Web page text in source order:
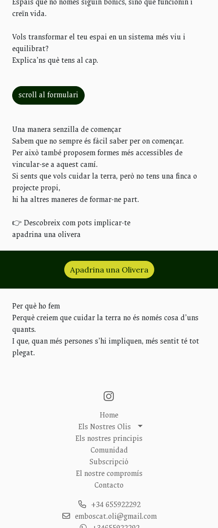
Espais que no només siguin bonics, sinó que funcionin i
creïn vida.
Vols transformar el teu espai en un sistema més viu i
equilibrat?
Explica’ns què tens al cap.
scroll al formulari
Una manera senzilla de començar
Sabem que no sempre és fàcil saber per on començar.
Per això també proposem formes més accessibles de
vincular-se a aquest camí.
Si sents que vols cuidar la terra, però no tens una finca o
projecte propi,
hi ha altres maneres de formar-ne part.
👉 Descobreix com pots implicar-te
apadrina una olivera
Apadrina una Olivera
Per què ho fem
Perquè creiem que cuidar la terra no és només cosa d’uns
quants.
I que, quan més persones s’hi impliquen, més sentit té tot
plegat.
Home
Els Nostres Olis
Els nostres principis
Comunidad
Subscripció
El nostre compromís
Contacto
+34 655922292
emboscat.oli@gmail.com